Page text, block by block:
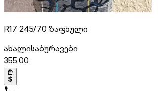
R17 245/70 ზაფხული
ახალისაბურავები
355.00